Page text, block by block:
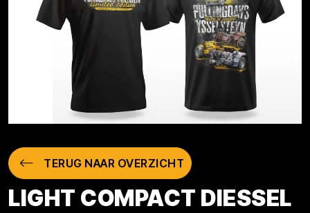
TERUG NAAR OVERZICHT
LIGHT COMPACT DIESSEL